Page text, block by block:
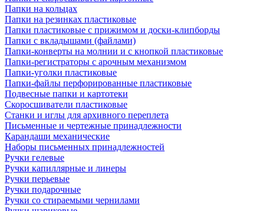
Папки на кольцах
Папки на резинках пластиковые
Папки пластиковые с прижимом и доски-клипборды
Папки с вкладышами (файлами)
Папки-конверты на молнии и с кнопкой пластиковые
Папки-регистраторы с арочным механизмом
Папки-уголки пластиковые
Папки-файлы перфорированные пластиковые
Подвесные папки и картотеки
Скоросшиватели пластиковые
Станки и иглы для архивного переплета
Письменные и чертежные принадлежности
Карандаши механические
Наборы письменных принадлежностей
Ручки гелевые
Ручки капиллярные и линеры
Ручки перьевые
Ручки подарочные
Ручки со стираемыми чернилами